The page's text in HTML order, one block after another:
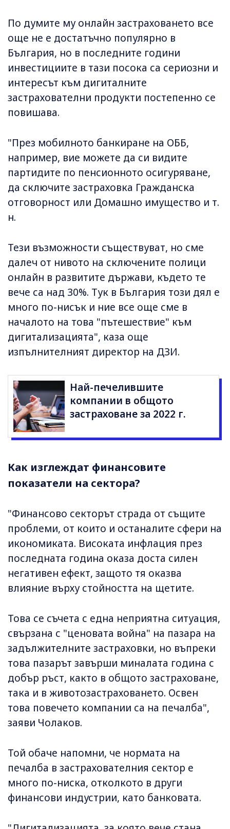
По думите му онлайн застраховането все
още не е достатъчно популярно в
България, но в последните години
инвестициите в тази посока са сериозни и
интересът към дигиталните
застрахователни продукти постепенно се
повишава.
"През мобилното банкиране на ОББ,
например, вие можете да си видите
партидите по пенсионното осигуряване,
да сключите застраховка Гражданска
отговорност или Домашно имущество и т.
н.
Тези възможности съществуват, но сме
далеч от нивото на сключените полици
онлайн в развитите държави, където те
вече са над 30%. Тук в България този дял е
много по-нисък и ние все още сме в
началото на това "пътешествие" към
дигитализацията", каза още
изпълнителният директор на ДЗИ.
Най-печелившите
компании в общото
застраховане за 2022 г.
Как изглеждат финансовите
показатели на сектора?
"Финансово секторът страда от същите
проблеми, от които и останалите сфери на
икономиката. Високата инфлация през
последната година оказа доста силен
негативен ефект, защото тя оказва
влияние върху стойността на щетите.
Това се съчета с една неприятна ситуация,
свързана с "ценовата война" на пазара на
задължителните застраховки, но въпреки
това пазарът завърши миналата година с
добър ръст, както в общото застраховане,
така и в животозастраховането. Освен
това повечето компании са на печалба",
заяви Чолаков.
Той обаче напомни, че нормата на
печалба в застрахователния сектор е
много по-ниска, отколкото в други
финансови индустрии, като банковата.